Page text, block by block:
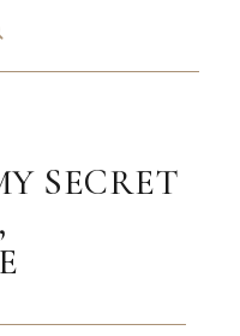
SECRET